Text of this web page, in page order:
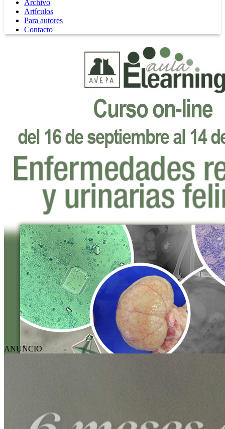
Archivo
Artículos
Para autores
Contacto
ANUNCIO